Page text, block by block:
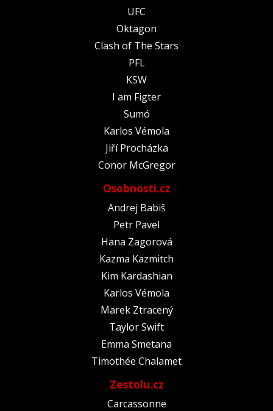
UFC
Oktagon
Clash of The Stars
PFL
KSW
I am Figter
Sumó
Karlos Vémola
Jiří Procházka
Conor McGregor
Osobnosti.cz
Andrej Babiš
Petr Pavel
Hana Zagorová
Kazma Kazmitch
Kim Kardashian
Karlos Vémola
Marek Ztracený
Taylor Swift
Emma Smetana
Timothée Chalamet
Zestolu.cz
Carcassonne